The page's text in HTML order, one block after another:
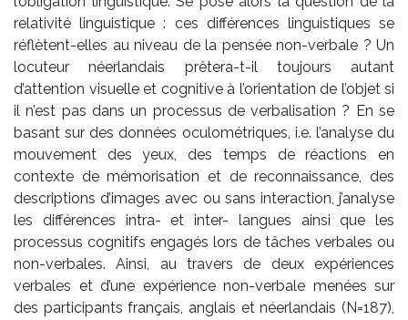
relativité linguistique : ces différences linguistiques se
réflètent-elles au niveau de la pensée non-verbale ? Un
locuteur néerlandais prêtera-t-il toujours autant
d’attention visuelle et cognitive à l’orientation de l’objet si
il n’est pas dans un processus de verbalisation ? En se
basant sur des données oculométriques, i.e. l’analyse du
mouvement des yeux, des temps de réactions en
contexte de mémorisation et de reconnaissance, des
descriptions d’images avec ou sans interaction, j’analyse
les différences intra- et inter- langues ainsi que les
processus cognitifs engagés lors de tâches verbales ou
non-verbales. Ainsi, au travers de deux expériences
verbales et d’une expérience non-verbale menées sur
des participants français, anglais et néerlandais (N=187),